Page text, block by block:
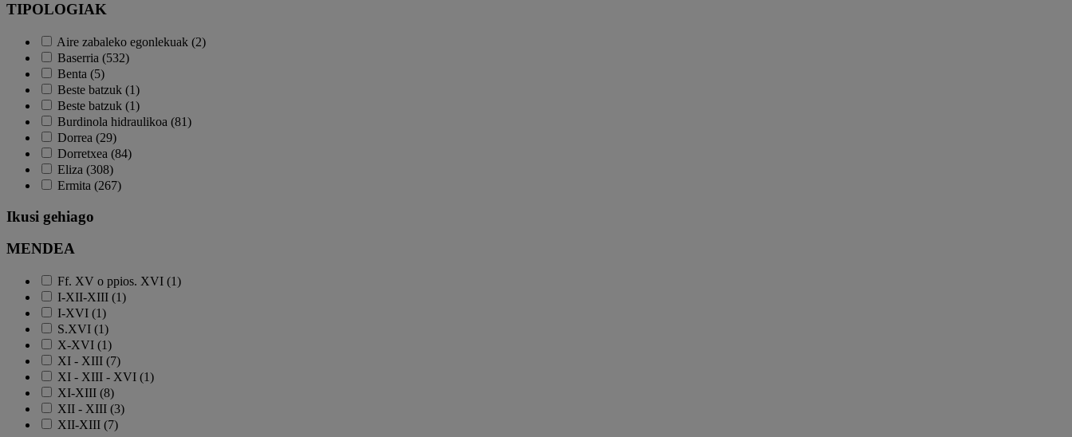
TIPOLOGIAK
Aire zabaleko egonlekuak (2)
Baserria (532)
Benta (5)
Beste batzuk (1)
Beste batzuk (1)
Burdinola hidraulikoa (81)
Dorrea (29)
Dorretxea (84)
Eliza (308)
Ermita (267)
Ikusi gehiago
MENDEA
Ff. XV o ppios. XVI (1)
I-XII-XIII (1)
I-XVI (1)
S.XVI (1)
X-XVI (1)
XI - XIII (7)
XI - XIII - XVI (1)
XI-XIII (8)
XII - XIII (3)
XII-XIII (7)